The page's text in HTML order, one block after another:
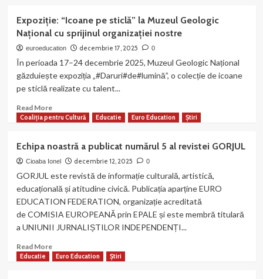
media
la
Concursul
Internațional
Colinde
și
Sacră
–
a
VI-
Expoziție: “Icoane pe sticlă” la Muzeul Geologic
Național cu sprijinul organizației nostre
euroeducation decembrie 17, 2025 0
În perioada 17–24 decembrie 2025, Muzeul Geologic Național
găzduiește expoziția „#Daruri#de#lumină”, o colecție de icoane
pe sticlă realizate cu talent...
Read MoreRead
more
“Icoane
pe
sticlă”
la
Muzeul
Geologic
Național
cu
organizației
nostre
Coaliția pentru Cultură Educatie Euro Education Știri
Echipa noastră a publicat numărul 5 al revistei GORJUL
Cioaba Ionel decembrie 12, 2025 0
GORJUL este revistă de informație culturală, artistică,
educațională și atitudine civică. Publicația aparține EURO
EDUCATION FEDERATION, organizație acreditată
de COMISIA EUROPEANĂ prin EPALE și este membră titulară
a UNIUNII JURNALIȘTILOR INDEPENDENȚI...
Read MoreRead
more
Educatie Euro Education Știri